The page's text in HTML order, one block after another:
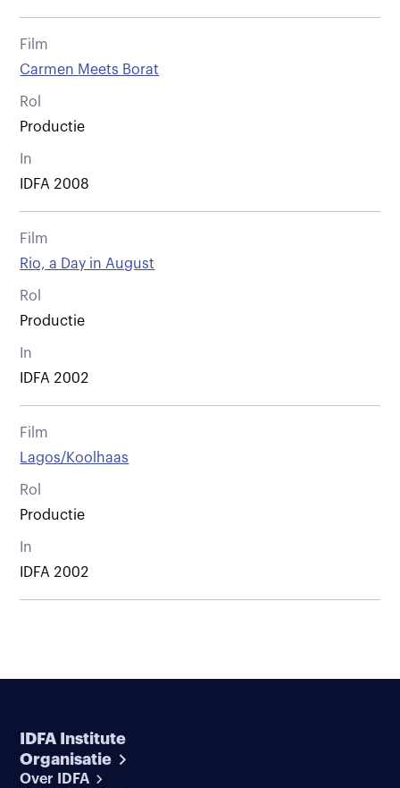
Film
Carmen Meets Borat
Rol
Productie
In
IDFA 2008
Film
Rio, a Day in August
Rol
Productie
In
IDFA 2002
Film
Lagos/Koolhaas
Rol
Productie
In
IDFA 2002
IDFA Institute
Organisatie
Over IDFA